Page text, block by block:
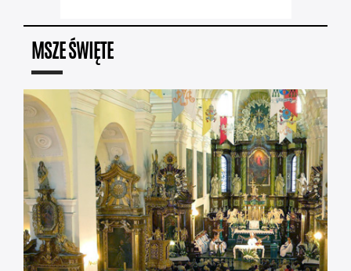
MSZE ŚWIĘTE